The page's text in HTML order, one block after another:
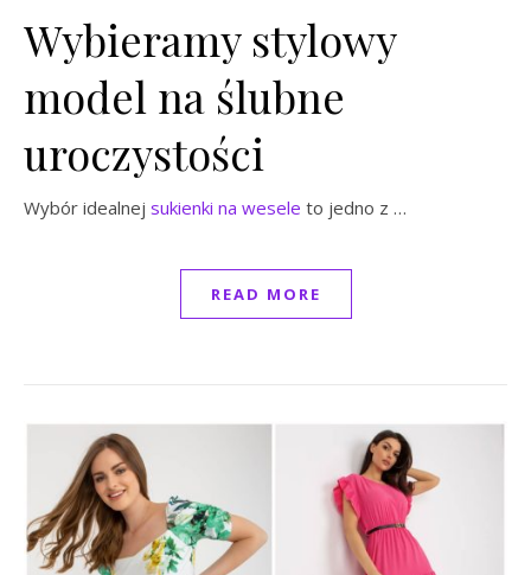
Wybieramy stylowy
model na ślubne
uroczystości
Wybór idealnej sukienki na wesele to jedno z …
READ MORE